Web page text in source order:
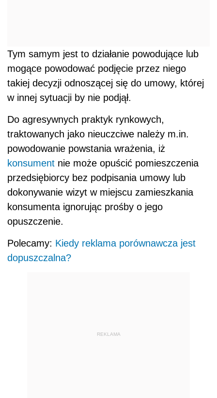
Tym samym jest to działanie powodujące lub
mogące powodować podjęcie przez niego
takiej decyzji odnoszącej się do umowy, której
w innej sytuacji by nie podjął.
Do agresywnych praktyk rynkowych,
traktowanych jako nieuczciwe należy m.in.
powodowanie powstania wrażenia, iż
konsument nie może opuścić pomieszczenia
przedsiębiorcy bez podpisania umowy lub
dokonywanie wizyt w miejscu zamieszkania
konsumenta ignorując prośby o jego
opuszczenie.
Polecamy: Kiedy reklama porównawcza jest
dopuszczalna?
REKLAMA